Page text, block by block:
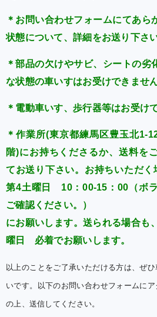
＊お問い合わせフォームにてあら
状態について、詳細をお送り下さい
＊部品の欠けやサビ、シートの劣
な状態の車いすはお受けできません
＊電動車いす、歩行器等はお受け
＊作業所(東京都練馬区豊玉北1-
階)にお持ちくださるか、送料を
てお送り下さい。お持ちいただ
第4土曜日 10：00-15：00（ボ
ご確認ください。）
にお願いします。送られる場合も
曜日 必着でお願いします。
以上のことをご了承いただける方は、ぜ
いです。 以下のお問い合わせフォームに
の上、送信してください。